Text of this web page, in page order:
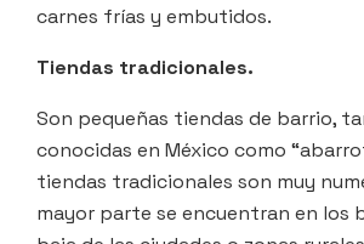
carnes frías y embutidos.
Tiendas tradicionales.
Son pequeñas tiendas de barrio,
conocidas en México como
tiendas tradicionales son muy
mayor parte se encuentran en los